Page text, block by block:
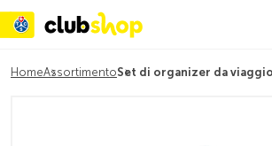
HomeAssortimentoSet di organizer da